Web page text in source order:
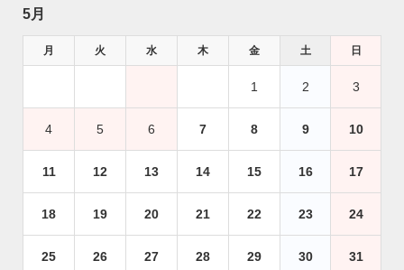
5月
月 火 水 木 金 土 日
1 2 3
4 5 6 7 8 9 10
11 12 13 14 15 16 17
18 19 20 21 22 23 24
25 26 27 28 29 30 31